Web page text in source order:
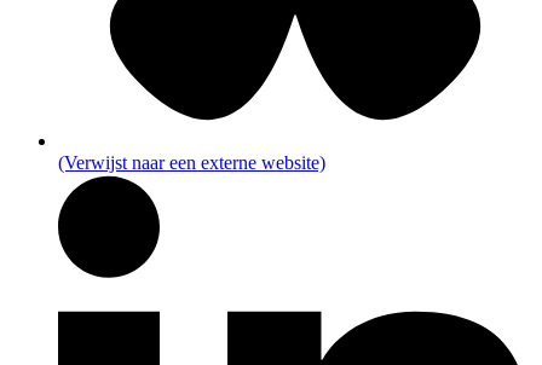
(Verwijst naar een externe website)